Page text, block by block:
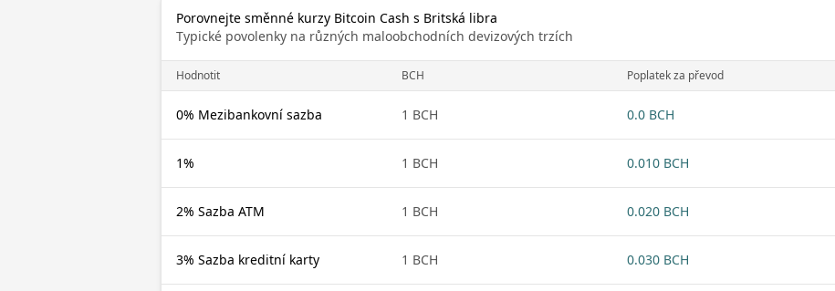
Porovnejte směnné kurzy Bitcoin Cash s Britská libra
Typické povolenky na různých maloobchodních devizových trzích
Hodnotit BCH Poplatek za převod
0% Mezibankovní sazba 1 BCH 0.0 BCH
1% 1 BCH 0.010 BCH
2% Sazba ATM 1 BCH 0.020 BCH
3% Sazba kreditní karty 1 BCH 0.030 BCH